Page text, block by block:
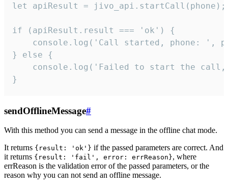
let apiResult = jivo_api.startCall(phone);
if (apiResult.result === 'ok') {
console.log('Call started, phone: ',
} else {
console.log('Failed to start the
}
sendOfflineMessage#
With this method you can send a message in the offline chat mode.
It returns {result: 'ok'} if the passed parameters are correct. And
it returns {result: 'fail', error: errReason}, where
errReason is the validation error of the passed parameters, or the
reason why you can not send an offline message.